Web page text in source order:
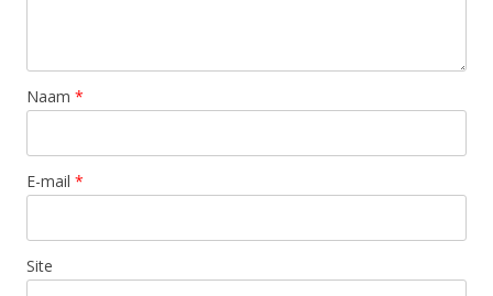
Naam *
E-mail *
Site